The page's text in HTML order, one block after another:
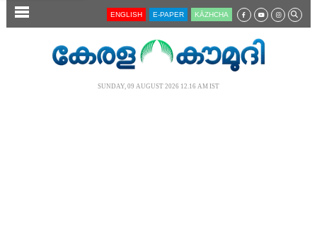
SECTIONS ENGLISH E-PAPER KĀZHCHA
SUNDAY, 09 AUGUST 2026 12.16 AM IST